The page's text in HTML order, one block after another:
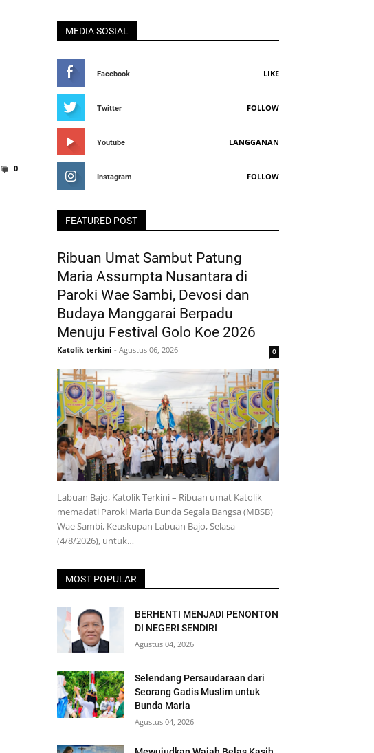
0
MEDIA SOSIAL
Facebook LIKE
Twitter FOLLOW
Youtube LANGGANAN
Instagram FOLLOW
FEATURED POST
Ribuan Umat Sambut Patung
Maria Assumpta Nusantara di
Paroki Wae Sambi, Devosi dan
Budaya Manggarai Berpadu
Menuju Festival Golo Koe 2026
Katolik terkini - Agustus 06, 2026 0
Labuan Bajo, Katolik Terkini – Ribuan umat Katolik
memadati Paroki Maria Bunda Segala Bangsa (MBSB)
Wae Sambi, Keuskupan Labuan Bajo, Selasa
(4/8/2026), untuk…
MOST POPULAR
BERHENTI MENJADI PENONTON
DI NEGERI SENDIRI
Agustus 04, 2026
Selendang Persaudaraan dari
Seorang Gadis Muslim untuk
Bunda Maria
Agustus 04, 2026